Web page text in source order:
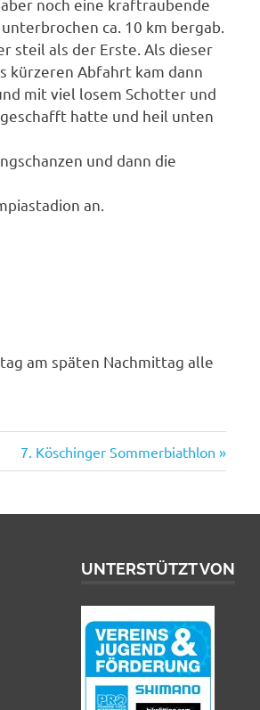
ca. 10 km bergab.
steil als der Erste. Als dieser
kürzeren Abfahrt kam dann
mit viel losem Schotter und
hatte und heil unten
und dann die
an.
am späten Nachmittag alle
Nächster
Beitrag:
7. Köschinger Sommerbiathlon
UNTERSTÜTZT VON